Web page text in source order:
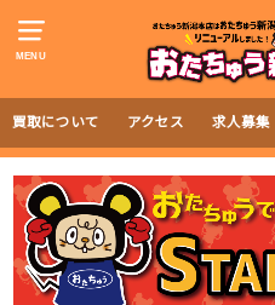
MENU
買取について アクセス 求人募集